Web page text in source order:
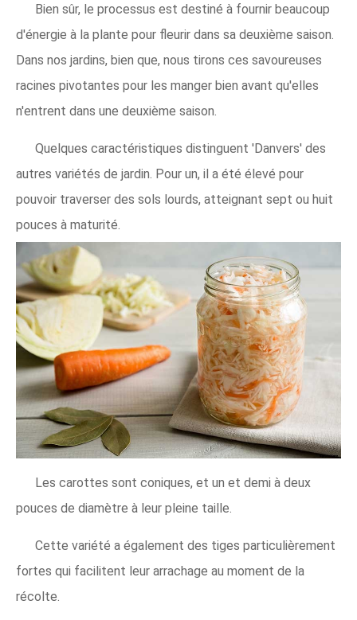
Bien sûr, le processus est destiné à fournir beaucoup
d'énergie à la plante pour fleurir dans sa deuxième saison.
Dans nos jardins, bien que, nous tirons ces savoureuses
racines pivotantes pour les manger bien avant qu'elles
n'entrent dans une deuxième saison.
Quelques caractéristiques distinguent 'Danvers' des
autres variétés de jardin. Pour un, il a été élevé pour
pouvoir traverser des sols lourds, atteignant sept ou huit
pouces à maturité.
Les carottes sont coniques, et un et demi à deux
pouces de diamètre à leur pleine taille.
Cette variété a également des tiges particulièrement
fortes qui facilitent leur arrachage au moment de la
récolte.